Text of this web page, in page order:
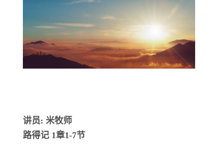
讲员: 米牧师
路得记 1章1-7节